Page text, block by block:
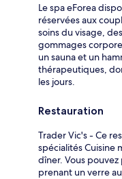
Le spa eForea
réservées aux
soins du visage,
gommages
un sauna et un
thérapeutiques,
les jours.
Restauration
Trader Vic's - Ce
spécialités Cuisine
dîner. Vous
prenant un verre